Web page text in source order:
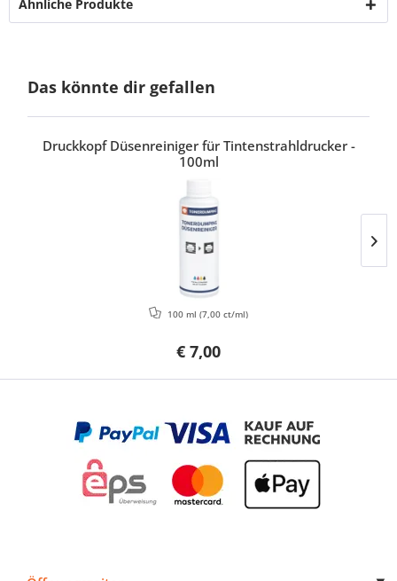
Ähnliche Produkte
Das könnte dir gefallen
Druckkopf Düsenreiniger für Tintenstrahldrucker -
100ml
€ 7,00
100 ml (7,00 ct/ml)